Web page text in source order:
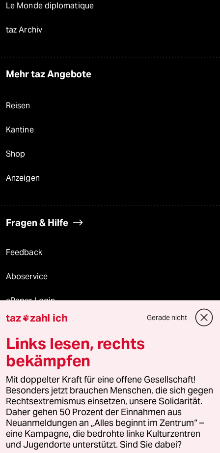
Le Monde diplomatique
taz Archiv
Mehr taz Angebote
Reisen
Kantine
Shop
Anzeigen
Fragen & Hilfe
Feedback
Aboservice
ePaper Login
Downloads für Abonnierende
© 2026 taz Verlags und Vertriebs GmbH
Alle Rechte vorbehalten. Bei rechtlichen Fragen oder für Genehmigungen
wenden Sie sich bitte an
lizenzen@taz.de
Feedback Redaktionsstatut Kommune-Richtlinien
Leitlinie Informant Datenschutz Impressum AGB
taz zahl ich Gerade nicht
Links lesen, rechts
bekämpfen
Mit doppelter Kraft für eine offene Gesellschaft!
Besonders jetzt brauchen Menschen, die sich gegen
Rechtsextremismus einsetzen, unsere Solidarität.
Daher gehen 50 Prozent der Einnahmen aus
Neuanmeldungen an „Alles beginnt im Zentrum“ –
eine Kampagne, die bedrohte linke Kulturzentren
und Jugendorte unterstützt. Sind Sie dabei?